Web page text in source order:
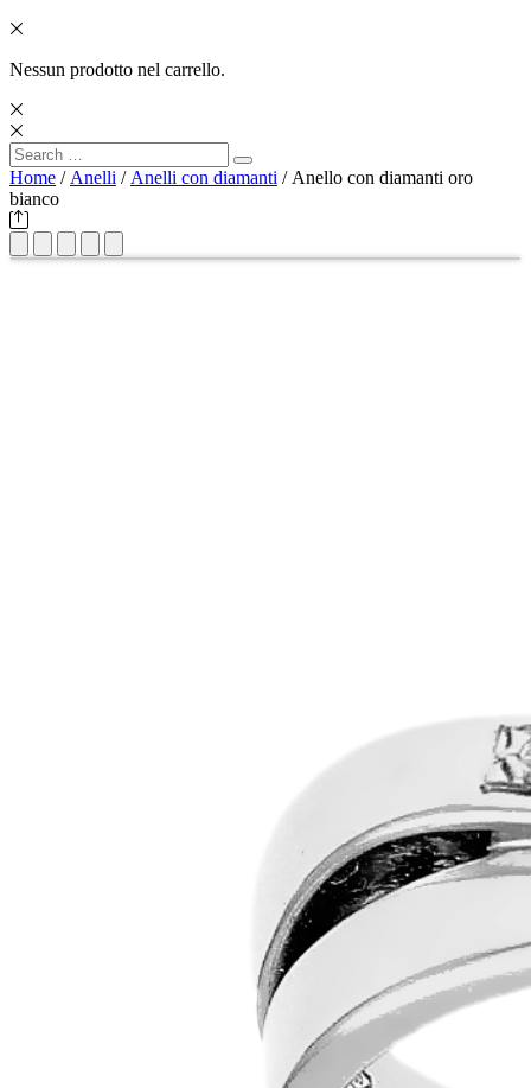
Nessun prodotto nel carrello.
Search
for:
Search
Home / Anelli / Anelli con diamanti / Anello con diamanti oro
bianco